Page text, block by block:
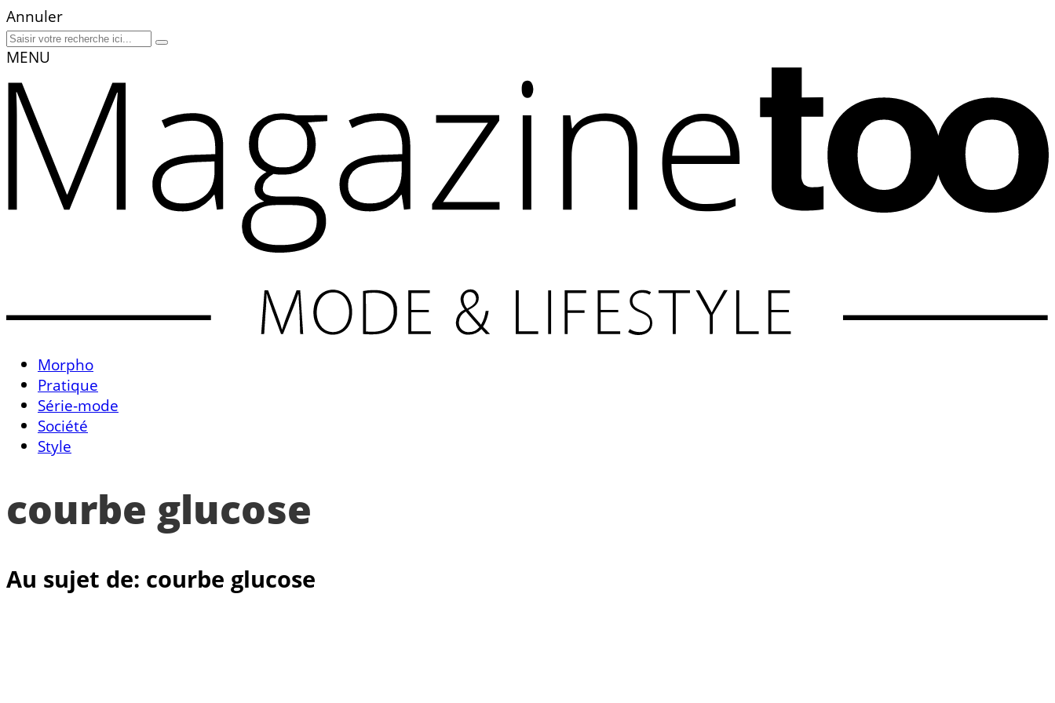
Annuler
MENU
Morpho
Pratique
Série-mode
Société
Style
courbe glucose
Au sujet de: courbe glucose